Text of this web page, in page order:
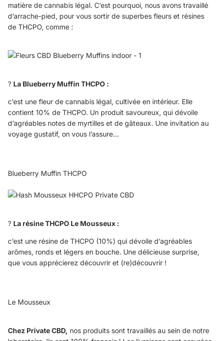
matière de cannabis légal. C’est pourquoi, nous avons travaillé
d’arrache-pied, pour vous sortir de superbes fleurs et résines
de THCPO, comme :
? La Blueberry Muffin THCPO :
c’est une fleur de cannabis légal, cultivée en intérieur. Elle
contient 10% de THCPO. Un produit savoureux, qui dévoile
d’agréables notes de myrtilles et de gâteaux. Une invitation au
voyage gustatif, on vous l’assure…
Blueberry Muffin THCPO
? La résine THCPO Le Mousseux :
c’est une résine de THCPO (10%) qui dévoile d’agréables
arômes, ronds et légers en bouche. Une délicieuse surprise,
que vous apprécierez découvrir et (re)découvrir !
Le Mousseux
Chez Private CBD, nos produits sont travaillés au sein de notre